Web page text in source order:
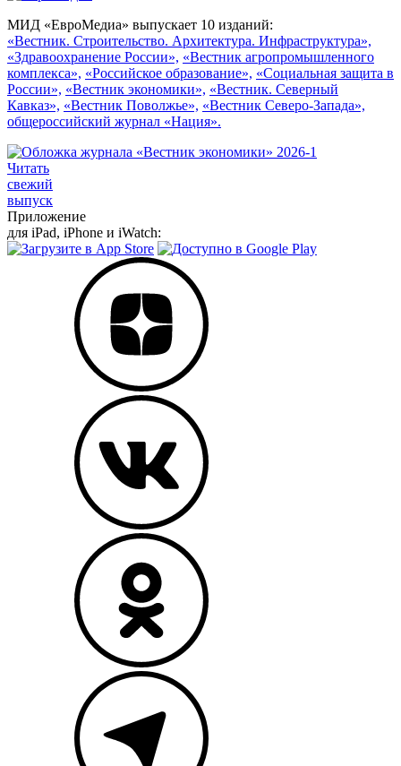
МИД «ЕвроМедиа» выпускает 10 изданий:
«Вестник. Строительство. Архитектура. Инфраструктура»,
«Здравоохранение России», «Вестник агропромышленного
комплекса», «Российское образование», «Социальная защита в
России», «Вестник экономики», «Вестник. Северный
Кавказ», «Вестник Поволжье», «Вестник Северо-Запада»,
общероссийский журнал «Нация».
Читать
свежий
выпуск
Приложение
для iPad, iPhone и iWatch: